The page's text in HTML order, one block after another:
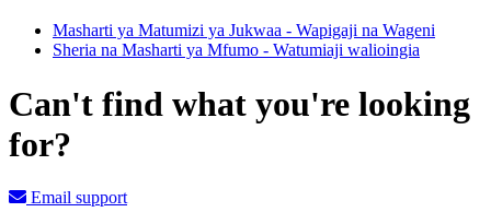
Masharti ya Matumizi ya Jukwaa - Wapigaji na Wageni
Sheria na Masharti ya Mfumo - Watumiaji walioingia
Can't find what you're looking
for?
Email support